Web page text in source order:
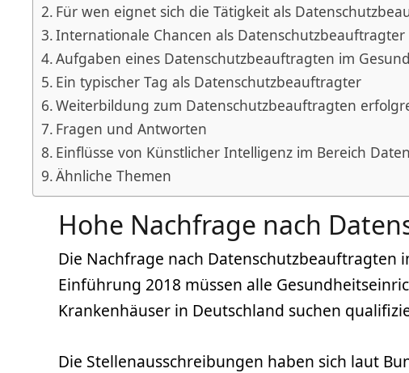
Für wen eignet sich die Tätigkeit als
Internationale Chancen als Datenschutzbeauftragter
Aufgaben eines Datenschutzbeauftragten im
Ein typischer Tag als Datenschutzbeauftragter
Weiterbildung zum Datenschutzbeauftragten
Fragen und Antworten
Einflüsse von Künstlicher Intelligenz im Bereich
Ähnliche Themen
Hohe Nachfrage nach
Die Nachfrage nach Datenschutzbeauftragten
Einführung 2018 müssen alle
Krankenhäuser in Deutschland suchen
Die Stellenausschreibungen haben sich laut